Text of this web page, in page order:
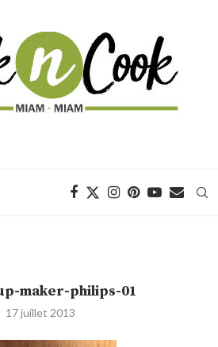
maker-philips-01
17 juillet 2013